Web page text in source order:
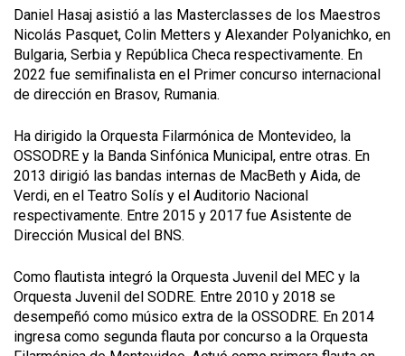
Daniel Hasaj asistió a las Masterclasses de los Maestros
Nicolás Pasquet, Colin Metters y Alexander Polyanichko, en
Bulgaria, Serbia y República Checa respectivamente. En
2022 fue semifinalista en el Primer concurso internacional
de dirección en Brasov, Rumania.
Ha dirigido la Orquesta Filarmónica de Montevideo, la
OSSODRE y la Banda Sinfónica Municipal, entre otras. En
2013 dirigió las bandas internas de MacBeth y Aida, de
Verdi, en el Teatro Solís y el Auditorio Nacional
respectivamente. Entre 2015 y 2017 fue Asistente de
Dirección Musical del BNS.
Como flautista integró la Orquesta Juvenil del MEC y la
Orquesta Juvenil del SODRE. Entre 2010 y 2018 se
desempeñó como músico extra de la OSSODRE. En 2014
ingresa como segunda flauta por concurso a la Orquesta